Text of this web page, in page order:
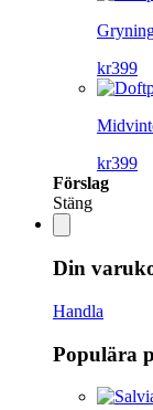
kr399
kr399
Förslag
Stäng
Din
Handla
Populära